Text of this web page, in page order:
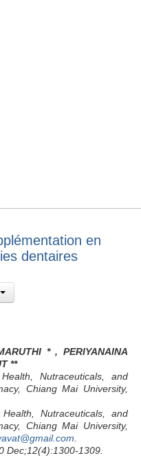
en
dentaires
* , PERIYANAINA
**
Nutraceuticals, and
Chiang Mai University,
Nutraceuticals, and
Chiang Mai University,
Dec;12(4):1300-1309.